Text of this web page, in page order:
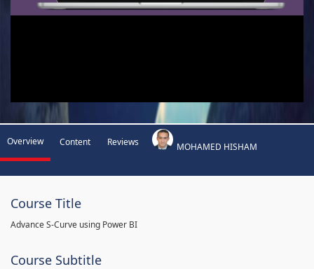
Overview Content Reviews MOHAMED HISHAM
Course Title
Advance S-Curve using Power BI
Course Subtitle